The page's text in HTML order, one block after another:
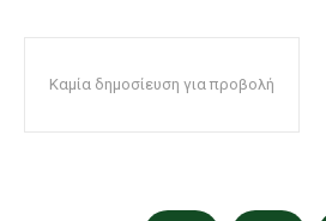
Καμία δημοσίευση για προβολή